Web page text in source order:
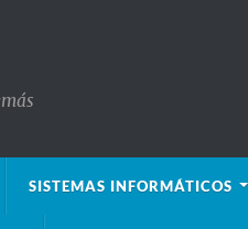
SISTEMAS INFORMÁTICOS